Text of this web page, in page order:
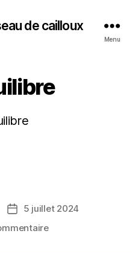
de cailloux
Menu
Date5 juillet 2024
sur